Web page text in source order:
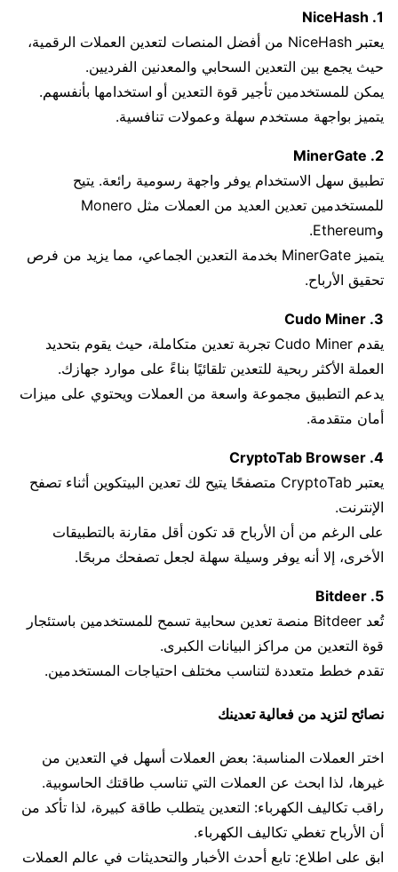
1. NiceHash
يعتبر NiceHash من أفضل المنصات لتعدين العملات الرقمية،
حيث يجمع بين التعدين السحابي والمعدنين الفرديين.
يمكن للمستخدمين تأجير قوة التعدين أو استخدامها بأنفسهم.
يتميز بواجهة مستخدم سهلة وعمولات تنافسية.
2. MinerGate
تطبيق سهل الاستخدام يوفر واجهة رسومية رائعة. يتيح
للمستخدمين تعدين العديد من العملات مثل Monero
وEthereum.
يتميز MinerGate بخدمة التعدين الجماعي، مما يزيد من فرص
تحقيق الأرباح.
3. Cudo Miner
يقدم Cudo Miner تجربة تعدين متكاملة، حيث يقوم بتحديد
العملة الأكثر ربحية للتعدين تلقائيًا بناءً على موارد جهازك.
يدعم التطبيق مجموعة واسعة من العملات ويحتوي على ميزات
أمان متقدمة.
4. CryptoTab Browser
يعتبر CryptoTab متصفحًا يتيح لك تعدين البيتكوين أثناء تصفح
الإنترنت.
على الرغم من أن الأرباح قد تكون أقل مقارنة بالتطبيقات
الأخرى، إلا أنه يوفر وسيلة سهلة لجعل تصفحك مربحًا.
5. Bitdeer
تُعد Bitdeer منصة تعدين سحابية تسمح للمستخدمين باستئجار
قوة التعدين من مراكز البيانات الكبرى.
تقدم خطط متعددة لتناسب مختلف احتياجات المستخدمين.
نصائح لتزيد من فعالية تعدينك
اختر العملات المناسبة: بعض العملات أسهل في التعدين من
غيرها، لذا ابحث عن العملات التي تناسب طاقتك الحاسوبية.
راقب تكاليف الكهرباء: التعدين يتطلب طاقة كبيرة، لذا تأكد من
أن الأرباح تغطي تكاليف الكهرباء.
ابق على اطلاع: تابع أحدث الأخبار والتحديثات في عالم العملات